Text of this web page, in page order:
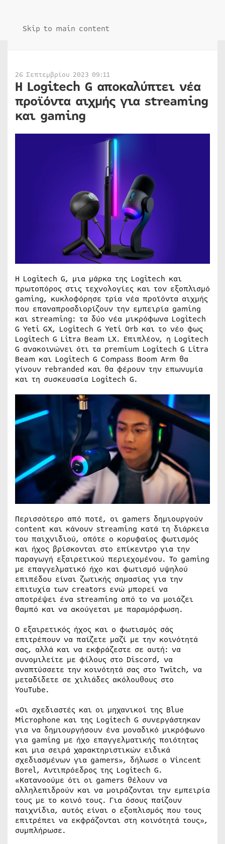
Skip to main content
26 Σεπτεμβρίου 2023 09:11
Η Logitech G αποκαλύπτει νέα
προϊόντα αιχμής για streaming
και gaming
Η Logitech G, μια μάρκα της Logitech και
πρωτοπόρος στις τεχνολογίες και τον εξοπλισμό
gaming, κυκλοφόρησε τρία νέα προϊόντα αιχμής
που επαναπροσδιορίζουν την εμπειρία gaming
και streaming: τα δύο νέα μικρόφωνα Logitech
G Yeti GX, Logitech G Yeti Orb και το νέο φως
Logitech G Litra Beam LX. Επιπλέον, η Logitech
G ανακοινώνει ότι τα premium Logitech G Litra
Beam και Logitech G Compass Boom Arm θα
γίνουν rebranded και θα φέρουν την επωνυμία
και τη συσκευασία Logitech G.
Περισσότερο από ποτέ, οι gamers δημιουργούν
content και κάνουν streaming κατά τη διάρκεια
του παιχνιδιού, οπότε ο κορυφαίος φωτισμός
και ήχος βρίσκονται στο επίκεντρο για την
παραγωγή εξαιρετικού περιεχομένου. Το gaming
με επαγγελματικό ήχο και φωτισμό υψηλού
επιπέδου είναι ζωτικής σημασίας για την
επιτυχία των creators ενώ μπορεί να
αποτρέψει ένα streaming από το να μοιάζει
θαμπό και να ακούγεται με παραμόρφωση.
Ο εξαιρετικός ήχος και ο φωτισμός σάς
επιτρέπουν να παίζετε μαζί με την κοινότητά
σας, αλλά και να εκφράζεστε σε αυτή: να
συνομιλείτε με φίλους στο Discord, να
αναπτύσσετε την κοινότητά σας στο Twitch, να
μεταδίδετε σε χιλιάδες ακόλουθους στο
YouTube.
«Οι σχεδιαστές και οι μηχανικοί της Blue
Microphone και της Logitech G συνεργάστηκαν
για να δημιουργήσουν ένα μοναδικό μικρόφωνο
για gaming με ήχο επαγγελματικής ποιότητας
και μια σειρά χαρακτηριστικών ειδικά
σχεδιασμένων για gamers», δήλωσε ο Vincent
Borel, Αντιπρόεδρος της Logitech G.
«Κατανοούμε ότι οι gamers θέλουν να
αλληλεπιδρούν και να μοιράζονται την εμπειρία
τους με το κοινό τους. Για όσους παίζουν
παιχνίδια, αυτός είναι ο εξοπλισμός που τους
επιτρέπει να εκφράζονται στη κοινότητά τους»,
συμπλήρωσε.